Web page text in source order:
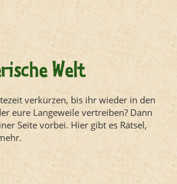
Welt
verkürzen, bis ihr wieder in den
eure Langeweile vertreiben? Dann
Seite vorbei. Hier gibt es Rätsel,